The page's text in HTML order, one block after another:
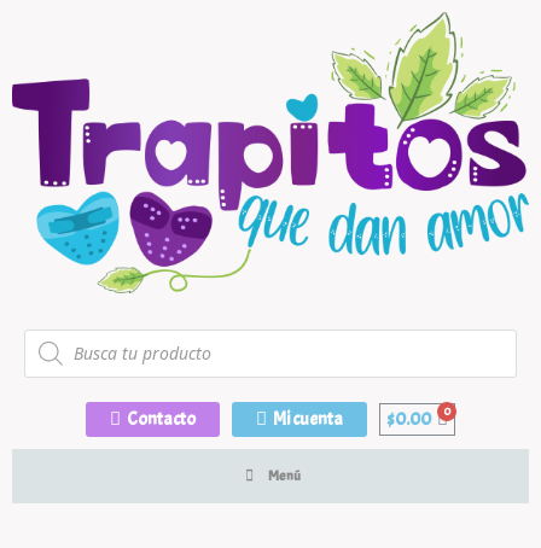
Contacto Mi cuenta $0.00
Menú